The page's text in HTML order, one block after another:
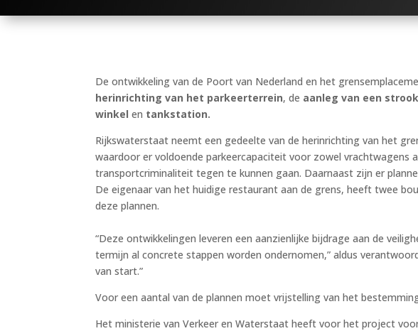
De ontwikkeling van de Poort van Nederland en het
herinrichting van het parkeerterrein, de aanleg van een
winkel en tankstation.
Rijkswaterstaat neemt een gedeelte van de herinrichting van het
waardoor er voldoende parkeercapaciteit voor zowel vrachtwagens
transportcriminaliteit tegen te kunnen gaan. Daarnaast zijn er
De eigenaar van het huidige restaurant aan de grens, heeft twee
deze plannen.
“Deze ontwikkelingen leveren een aanzienlijke bijdrage aan de
termijn al concrete stappen worden ondernomen,” aldus
van start.”
Voor een aantal van de plannen moet vrijstelling van het
Het ministerie van Verkeer en Waterstaat heeft voor het project